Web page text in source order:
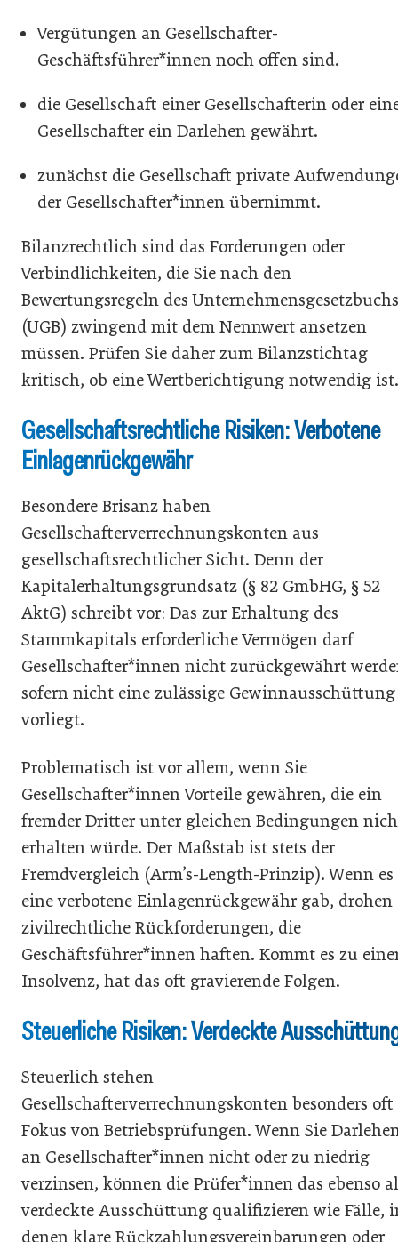
Vergütungen an Gesellschafter-
Geschäftsführer*innen noch offen sind.
die Gesellschaft einer Gesellschafterin oder
Gesellschafter ein Darlehen gewährt.
zunächst die Gesellschaft private
der Gesellschafter*innen übernimmt.
Bilanzrechtlich sind das Forderungen oder
Verbindlichkeiten, die Sie nach den
Bewertungsregeln des Unternehmensgesetzbuchs
(UGB) zwingend mit dem Nennwert ansetzen
müssen. Prüfen Sie daher zum Bilanzstichtag
kritisch, ob eine Wertberichtigung notwendig ist.
Gesellschaftsrechtliche Risiken: Verbotene
Einlagenrückgewähr
Besondere Brisanz haben
Gesellschafterverrechnungskonten aus
gesellschaftsrechtlicher Sicht. Denn der
Kapitalerhaltungsgrundsatz (§ 82 GmbHG, § 52
AktG) schreibt vor: Das zur Erhaltung des
Stammkapitals erforderliche Vermögen darf
Gesellschafter*innen nicht zurückgewährt
sofern nicht eine zulässige Gewinnausschüttung
vorliegt.
Problematisch ist vor allem, wenn Sie
Gesellschafter*innen Vorteile gewähren, die ein
fremder Dritter unter gleichen Bedingungen
erhalten würde. Der Maßstab ist stets der
Fremdvergleich (Arm’s-Length-Prinzip). Wenn es
eine verbotene Einlagenrückgewähr gab, drohen
zivilrechtliche Rückforderungen, die
Geschäftsführer*innen haften. Kommt es zu
Insolvenz, hat das oft gravierende Folgen.
Steuerliche Risiken: Verdeckte
Steuerlich stehen
Gesellschafterverrechnungskonten besonders
Fokus von Betriebsprüfungen. Wenn Sie
an Gesellschafter*innen nicht oder zu niedrig
verzinsen, können die Prüfer*innen das ebenso
verdeckte Ausschüttung qualifizieren wie Fälle,
denen klare Rückzahlungsvereinbarungen oder